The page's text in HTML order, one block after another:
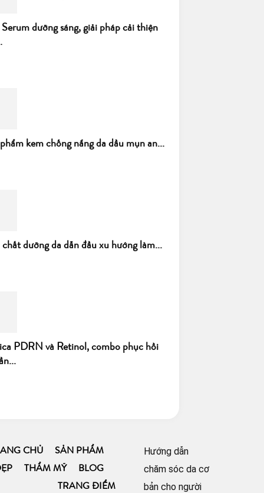
dưỡng sáng, giải pháp cải thiện
kem chống nắng da dầu mụn an...
dưỡng da dẫn đầu xu hướng làm...
PDRN và Retinol, combo phục hồi
CHỦ
SẢN PHẨM
THẨM MỸ
BLOG
TRANG ĐIỂM
Hướng dẫn
chăm sóc da cơ
bản cho người